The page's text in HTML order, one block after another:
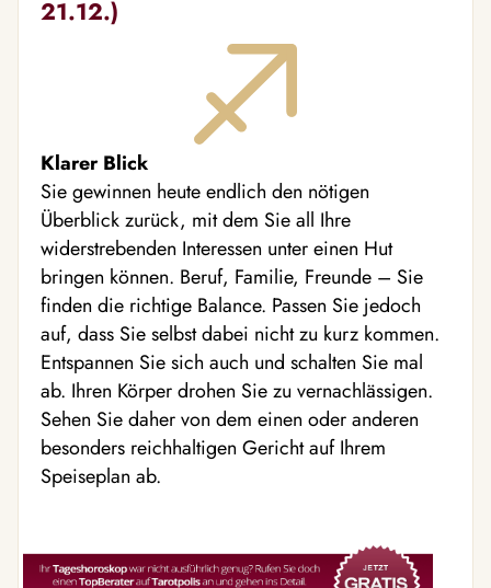
21.12.)
Klarer Blick
Sie gewinnen heute endlich den nötigen
Überblick zurück, mit dem Sie all Ihre
widerstrebenden Interessen unter einen Hut
bringen können. Beruf, Familie, Freunde – Sie
finden die richtige Balance. Passen Sie jedoch
auf, dass Sie selbst dabei nicht zu kurz kommen.
Entspannen Sie sich auch und schalten Sie mal
ab. Ihren Körper drohen Sie zu vernachlässigen.
Sehen Sie daher von dem einen oder anderen
besonders reichhaltigen Gericht auf Ihrem
Speiseplan ab.